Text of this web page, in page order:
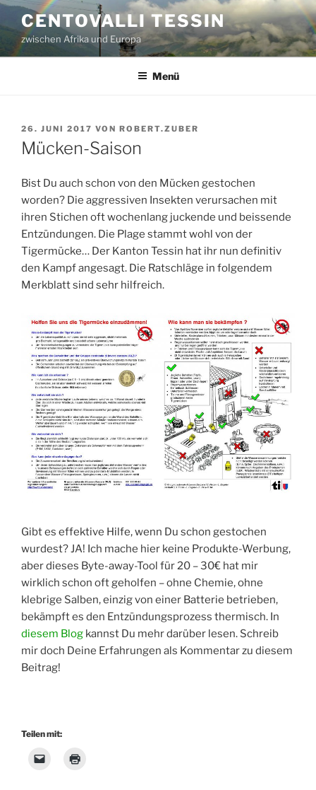
Zum
Inhalt
springen
CENTOVALLI TESSIN
zwischen Afrika und Europa
Menü
VERÖFFENTLICHT
AM
26. JUNI 2017 VON ROBERT.ZUBER
Mücken-Saison
Bist Du auch schon von den Mücken gestochen
worden? Die aggressiven Insekten verursachen mit
ihren Stichen oft wochenlang juckende und beissende
Entzündungen. Die Plage stammt wohl von der
Tigermücke… Der Kanton Tessin hat ihr nun definitiv
den Kampf angesagt. Die Ratschläge in folgendem
Merkblatt sind sehr hilfreich.
Gibt es effektive Hilfe, wenn Du schon gestochen
wurdest? JA! Ich mache hier keine Produkte-Werbung,
aber dieses Byte-away-Tool für 20 – 30€ hat mir
wirklich schon oft geholfen – ohne Chemie, ohne
klebrige Salben, einzig von einer Batterie betrieben,
bekämpft es den Entzündungsprozess thermisch. In
diesem Blog kannst Du mehr darüber lesen. Schreib
mir doch Deine Erfahrungen als Kommentar zu diesem
Beitrag!
Teilen mit: